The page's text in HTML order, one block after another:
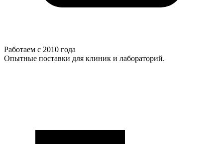
Работаем с 2010 года
Опытные поставки для клиник и лабораторий.